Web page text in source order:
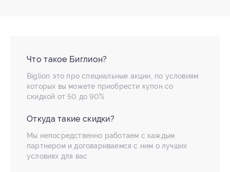
Что такое Биглион?
Biglion это про специальные акции, по условиям
которых вы можете приобрести купон со
скидкой от 50 до 90%
Откуда такие скидки?
Мы непосредственно работаем с каждым
партнером и договариваемся с ним о лучших
условиях для вас